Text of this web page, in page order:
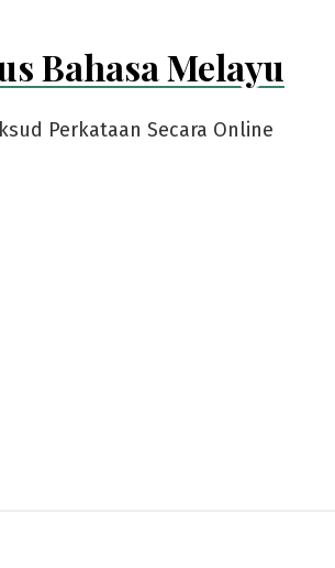
Bahasa Melayu
Perkataan Secara Online